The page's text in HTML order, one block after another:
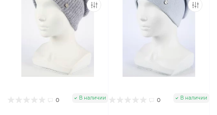
0 В наличии 0 В наличии